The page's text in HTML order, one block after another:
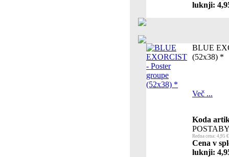
luknji:
BLUE
(52x38) *
Več ...
Koda
Redna cena: 4,95 €
Cena v
luknji: